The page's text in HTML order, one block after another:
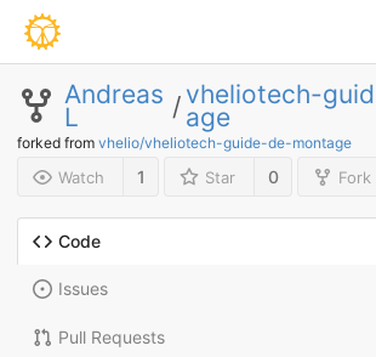
Andreas
L / vheliotech-
age
forked from vhelio/vheliotech-guide-de-montage
Watch 1 Star 0 Fork
Code
Issues
Pull Requests